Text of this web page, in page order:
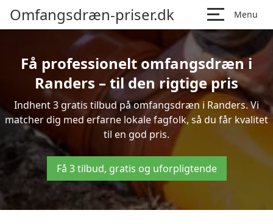
Omfangsdræn-priser.dk Menu
Få professionelt omfangsdræn i
Randers – til den rigtige pris
Indhent 3 gratis tilbud på omfangsdræn i Randers. Vi
matcher dig med erfarne lokale fagfolk, så du får kvalitet
til en god pris.
Få 3 tilbud, gratis og uforpligtende